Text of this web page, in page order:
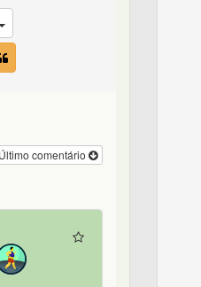
Último comentário